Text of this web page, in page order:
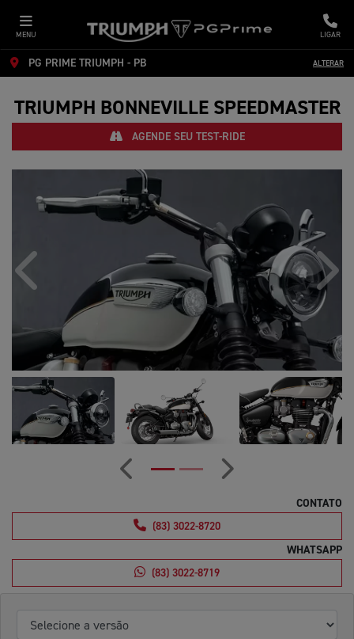
MENU LIGAR
PG PRIME TRIUMPH - PB ALTERAR
TRIUMPH BONNEVILLE SPEEDMASTER
AGENDE SEU TEST-RIDE
Anterior
Anterior Próximo
CONTATO
(83) 3022-8720
WHATSAPP
(83) 3022-8719